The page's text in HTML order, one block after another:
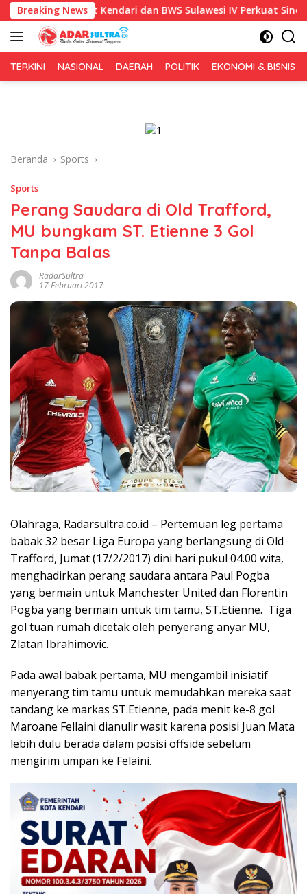
Langsung
ke
konten
Breaking News
Kendari dan BWS Sulawesi IV Perkuat Sinergi Jaga
TERKINI NASIONAL DAERAH POLITIK EKONOMI & BISNIS
Beranda Sports
Sports
Perang Saudara di Old Trafford,
MU bungkam ST. Etienne 3 Gol
Tanpa Balas
RadarSultra
17 Februari 2017
Olahraga, Radarsultra.co.id – Pertemuan leg pertama
babak 32 besar Liga Europa yang berlangsung di Old
Trafford, Jumat (17/2/2017) dini hari pukul 04.00 wita,
menghadirkan perang saudara antara Paul Pogba
yang bermain untuk Manchester United dan Florentin
Pogba yang bermain untuk tim tamu, ST.Etienne. Tiga
gol tuan rumah dicetak oleh penyerang anyar MU,
Zlatan Ibrahimovic.
Pada awal babak pertama, MU mengambil inisiatif
menyerang tim tamu untuk memudahkan mereka saat
tandang ke markas ST.Etienne, pada menit ke-8 gol
Maroane Fellaini dianulir wasit karena posisi Juan Mata
lebih dulu berada dalam posisi offside sebelum
mengirim umpan ke Felaini.